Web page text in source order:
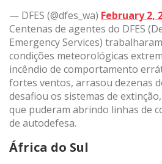
— DFES (@dfes_wa) February 2,
Centenas de agentes do DFES
Emergency Services)
condições meteorológicas
incêndio de comportamento
fortes ventos, arrasou dezenas
desafiou os sistemas de
que puderam abrindo linhas de
de autodefesa.
África do Sul